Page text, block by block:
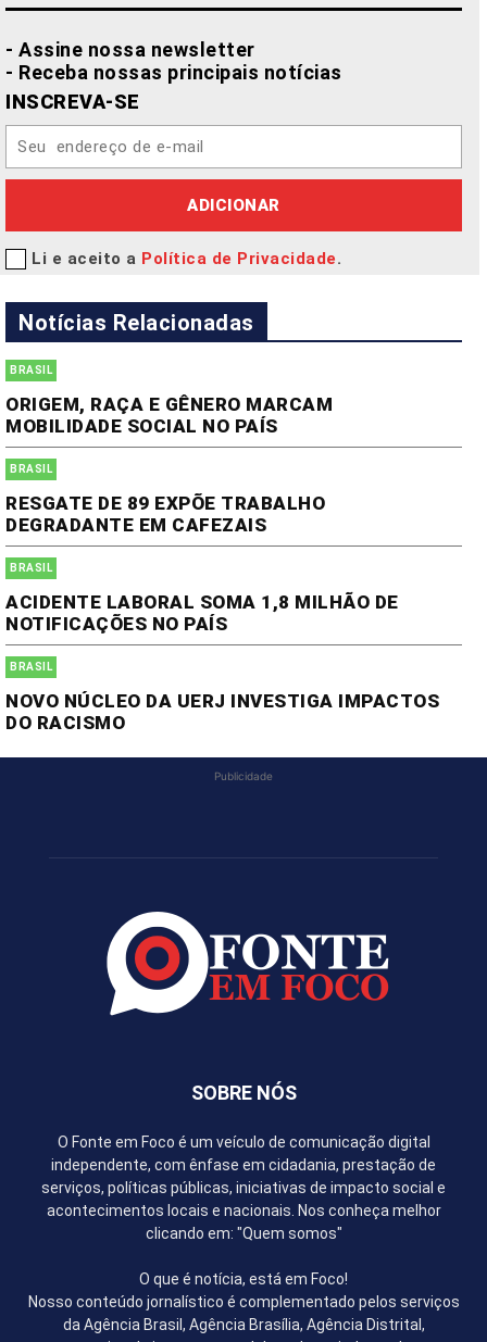
- Assine nossa newsletter
- Receba nossas principais notícias
INSCREVA-SE
ADICIONAR
Li e aceito a Política de Privacidade.
Notícias Relacionadas
BRASIL
ORIGEM, RAÇA E GÊNERO MARCAM
MOBILIDADE SOCIAL NO PAÍS
BRASIL
RESGATE DE 89 EXPÕE TRABALHO
DEGRADANTE EM CAFEZAIS
BRASIL
ACIDENTE LABORAL SOMA 1,8 MILHÃO DE
NOTIFICAÇÕES NO PAÍS
BRASIL
NOVO NÚCLEO DA UERJ INVESTIGA IMPACTOS
DO RACISMO
Publicidade
SOBRE NÓS
O Fonte em Foco é um veículo de comunicação digital
independente, com ênfase em cidadania, prestação de
serviços, políticas públicas, iniciativas de impacto social e
acontecimentos locais e nacionais. Nos conheça melhor
clicando em: "Quem somos"
O que é notícia, está em Foco!
Nosso conteúdo jornalístico é complementado pelos serviços
da Agência Brasil, Agência Brasília, Agência Distrital,